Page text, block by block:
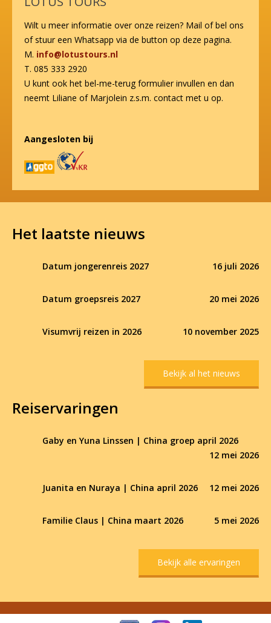
Wilt u meer informatie over onze reizen? Mail of bel ons
of stuur een Whatsapp via de button op deze pagina.
M. info@lotustours.nl
T. 085 333 2920
U kunt ook het bel-me-terug formulier invullen en dan
neemt Liliane of Marjolein z.s.m. contact met u op.
Aangesloten bij
Het laatste nieuws
Datum jongerenreis 2027 16 juli 2026
Datum groepsreis 2027 20 mei 2026
Visumvrij reizen in 2026 10 november 2025
Bekijk al het nieuws
Reiservaringen
Gaby en Yuna Linssen | China groep april 2026
12 mei 2026
Juanita en Nuraya | China april 2026 12 mei 2026
Familie Claus | China maart 2026 5 mei 2026
Bekijk alle ervaringen